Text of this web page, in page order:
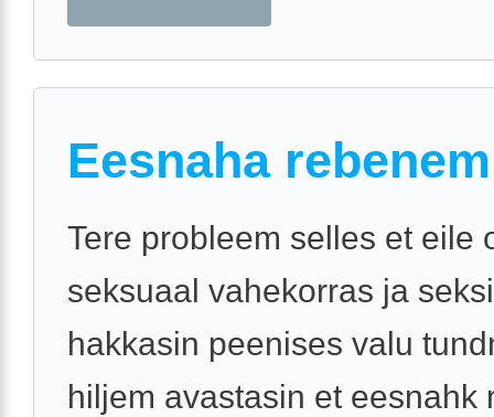
Eesnaha
Tere probleem selles et eile
seksuaal vahekorras ja
hakkasin peenises valu
hiljem avastasin et eesnahk